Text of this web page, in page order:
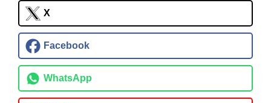
X
Facebook
WhatsApp